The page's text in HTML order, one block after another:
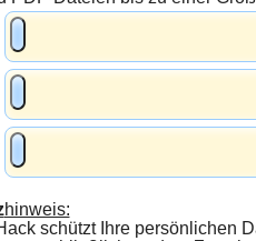
hinweis:
schützt Ihre persönlichen